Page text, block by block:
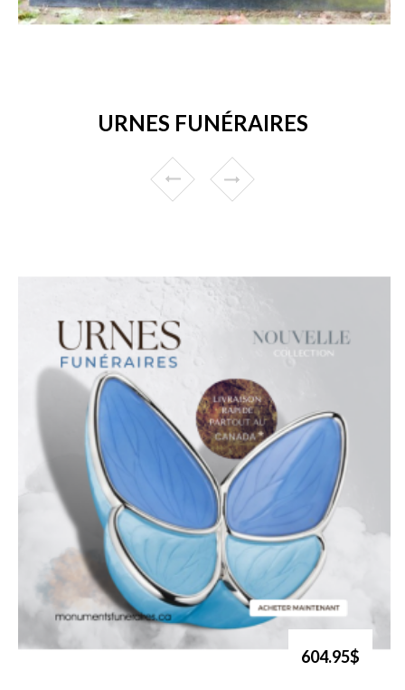
URNES FUNÉRAIRES
604.95$